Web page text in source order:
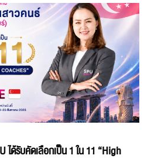
ได้รับคัดเลือกเป็น 1 ใน 11 “High